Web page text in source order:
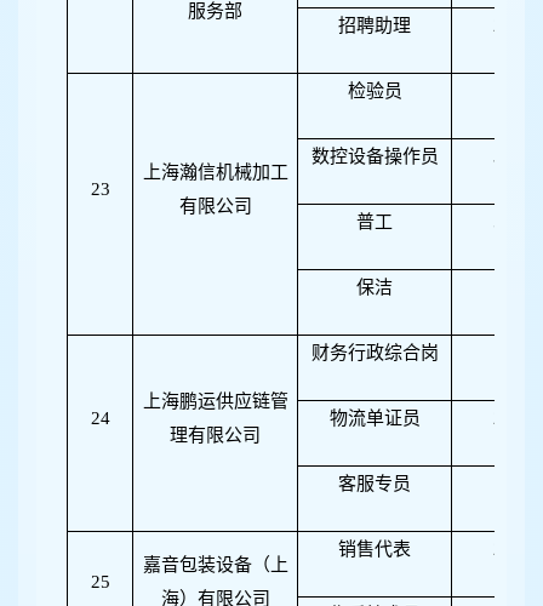
服务部
招聘助理 2
23
上海瀚信机械加工
有限公司
检验员
数控设备操作员 3
普工 5
保洁
24
上海鹏运供应链管
理有限公司
财务行政综合岗
物流单证员 2
客服专员
25
嘉音包装设备（上
海）有限公司
销售代表 2